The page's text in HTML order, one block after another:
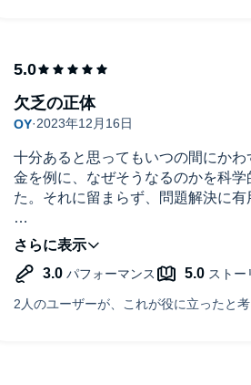
なナレーション買わされる人が世界
十分あると思ってもいつの間にか
金を例に、なぜそうなるのかを科
た。それに留まらず、問題解決に有
よくある自己啓発やノウハウ本と
徹したものですが、豊富な実験例
れば、素人の私でも実生活に活かせ
欠乏の正体